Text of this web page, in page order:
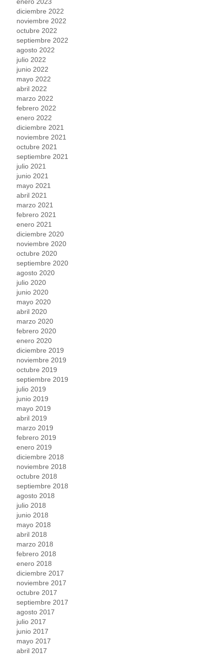
enero 2023
diciembre 2022
noviembre 2022
octubre 2022
septiembre 2022
agosto 2022
julio 2022
junio 2022
mayo 2022
abril 2022
marzo 2022
febrero 2022
enero 2022
diciembre 2021
noviembre 2021
octubre 2021
septiembre 2021
julio 2021
junio 2021
mayo 2021
abril 2021
marzo 2021
febrero 2021
enero 2021
diciembre 2020
noviembre 2020
octubre 2020
septiembre 2020
agosto 2020
julio 2020
junio 2020
mayo 2020
abril 2020
marzo 2020
febrero 2020
enero 2020
diciembre 2019
noviembre 2019
octubre 2019
septiembre 2019
julio 2019
junio 2019
mayo 2019
abril 2019
marzo 2019
febrero 2019
enero 2019
diciembre 2018
noviembre 2018
octubre 2018
septiembre 2018
agosto 2018
julio 2018
junio 2018
mayo 2018
abril 2018
marzo 2018
febrero 2018
enero 2018
diciembre 2017
noviembre 2017
octubre 2017
septiembre 2017
agosto 2017
julio 2017
junio 2017
mayo 2017
abril 2017